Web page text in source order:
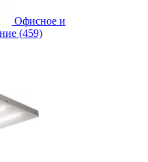
Офисное и
(459)